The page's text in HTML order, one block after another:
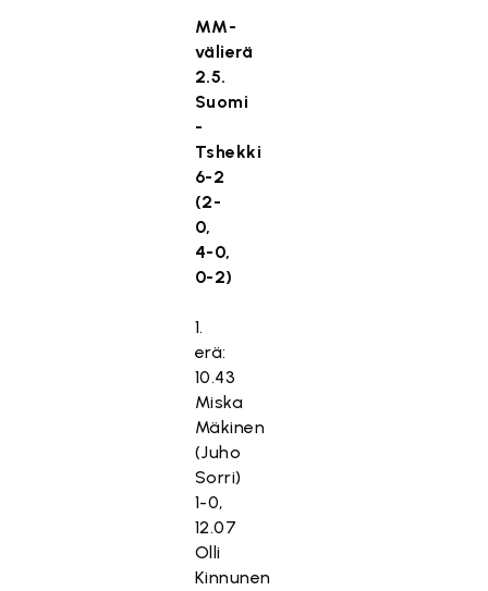
MM-
välierä
2.5.
Suomi
-
Tshekki
6-2
(2-
0,
4-0,
0-2)
1.
erä:
10.43
Miska
Mäkinen
(Juho
Sorri)
1-0,
12.07
Olli
Kinnunen